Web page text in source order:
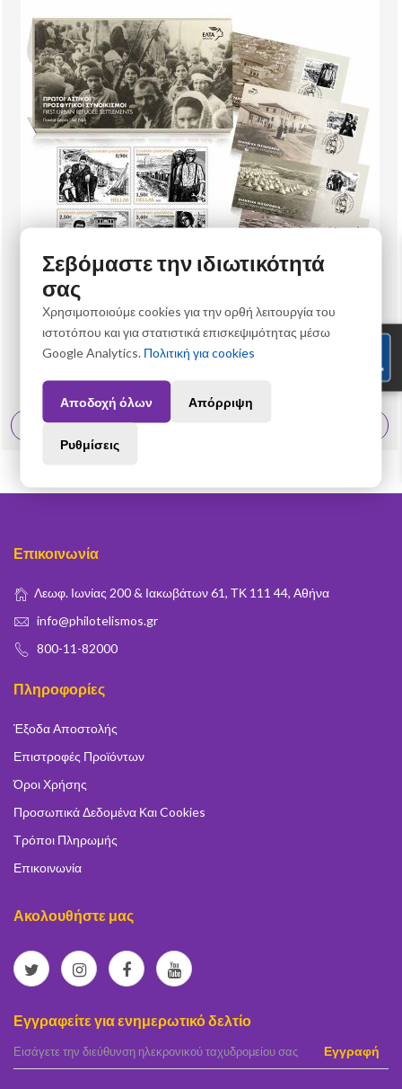
8/2022
8/2022 – Αριθμημένο Πακέτο Σειράς "Πρώτοι Αστικοί Προσφυγικοί
30,00 €
Δες Περισσότερα
Επικοινωνία
Λεωφ. Ιωνίας 200 & Ιακωβάτων 61, ΤΚ 111 44, Αθήνα
info@philotelismos.gr
800-11-82000
Πληροφορίες
Έξοδα Αποστολής
Επιστροφές Προϊόντων
Όροι Χρήσης
Προσωπικά Δεδομένα Και Cookies
Τρόποι Πληρωμής
Επικοινωνία
Ακολουθήστε μας
Εγγραφείτε για ενημερωτικό δελτίο
elta Εγγραφή
Σεβόμαστε την ιδιωτικότητά
σας
Χρησιμοποιούμε cookies για την ορθή λειτουργία του
ιστοτόπου και για στατιστικά επισκεψιμότητας μέσω
Google Analytics. Πολιτική για cookies
Αποδοχή όλων Απόρριψη
Ρυθμίσεις